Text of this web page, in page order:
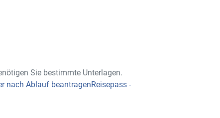
Sie bestimmte Unterlagen.
nach Ablauf beantragenReisepass -